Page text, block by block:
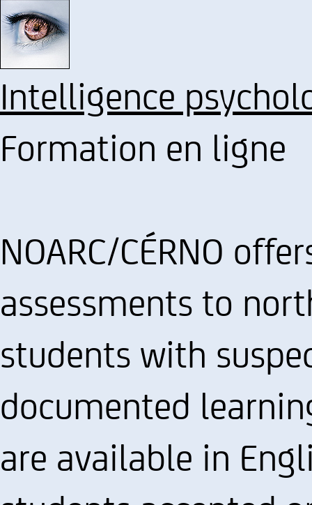
Intelligence
Formation en ligne
NOARC/CÉRNO
assessments to
students with
documented
are available in